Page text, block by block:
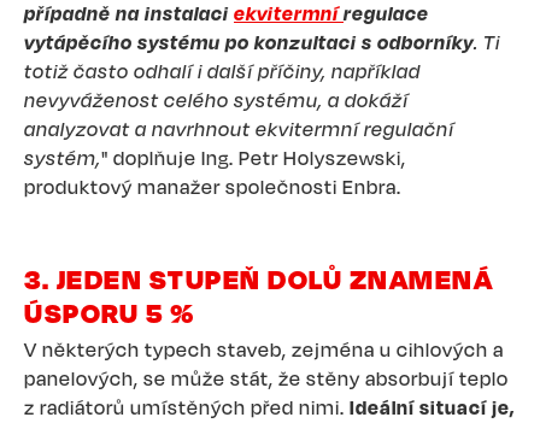
případně na instalaci ekvitermníregulace
vytápěcího systému po konzultaci s odborníky. Ti
totiž často odhalí i další příčiny, například
nevyváženost celého systému, a dokáží
analyzovat a navrhnout ekvitermní regulační
systém," doplňuje Ing. Petr Holyszewski,
produktový manažer společnosti Enbra.
3. JEDEN STUPEŇ DOLŮ ZNAMENÁ
ÚSPORU 5 %
V některých typech staveb, zejména u cihlových a
panelových, se může stát, že stěny absorbují teplo
z radiátorů umístěných před nimi. Ideální situací je,